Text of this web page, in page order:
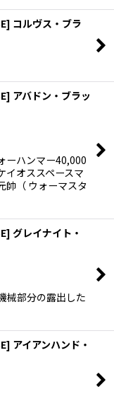
コルヴス・ブラ
アバドン・ブラッ
ーハンマー40,000
イオススペースマ
帥（ ウォーマスタ
グレイナイト・
械部分の露出した
アイアンハンド・